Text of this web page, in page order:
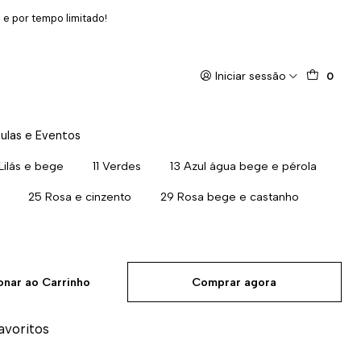
Iniciar sessão 0
e Eventos
por tempo limitado!
e bege 11 Verdes 13 Azul água bege e pérola
25 Rosa e cinzento 29 Rosa bege e castanho
ao Carrinho Comprar agora